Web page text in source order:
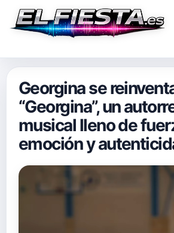
Georgina se
“Georgina”, un
musical lleno de
emoción y